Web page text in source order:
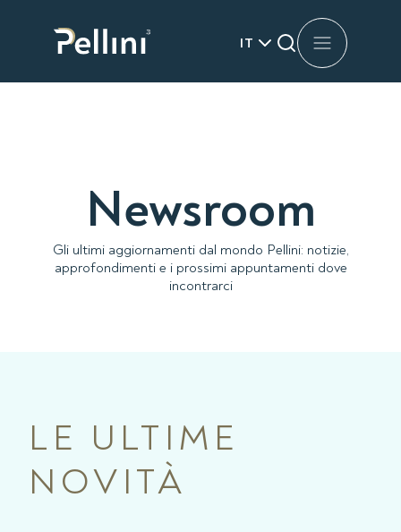
IT
Newsroom
Gli ultimi aggiornamenti dal mondo Pellini: notizie,
approfondimenti e i prossimi appuntamenti dove
incontrarci
LE ULTIME
NOVITÀ